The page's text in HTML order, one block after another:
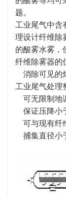
题。
工业尾气中含
理设计纤维除
的酸雾水雾，
纤维除雾器的
消除可见的
工业尾气处理
可无限制地
保证压降小
可与现有纤
捕集直径小